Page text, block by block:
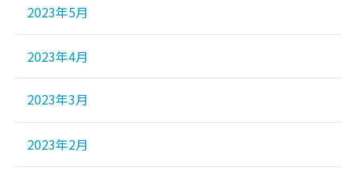
2023年5月
2023年4月
2023年3月
2023年2月